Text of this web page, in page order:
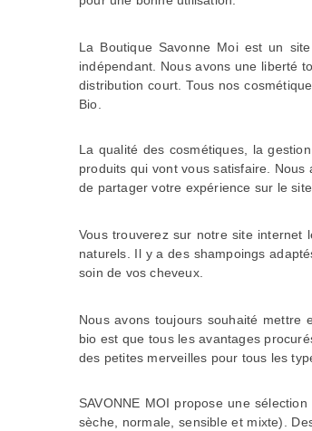
La Boutique Savonne Moi est un
indépendant. Nous avons une liberté
distribution court. Tous nos
Bio.
La qualité des cosmétiques, la
produits qui vont vous satisfaire.
de partager votre expérience sur le
Vous trouverez sur notre site internet
naturels. Il y a des shampoings
soin de vos cheveux.
Nous avons toujours souhaité
bio est que tous les avantages
des petites merveilles pour tous les
SAVONNE MOI propose une sélection
sèche, normale, sensible et mixte).